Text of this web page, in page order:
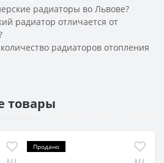
радиаторы во Львове?
радиатор отличается от
радиаторов отопления
товары
Продано